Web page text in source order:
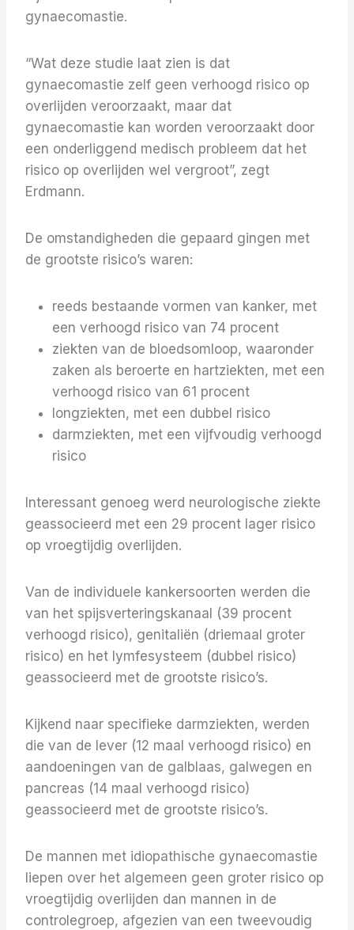
gynaecomastie.
“Wat deze studie laat zien is dat
gynaecomastie zelf geen verhoogd risico op
overlijden veroorzaakt, maar dat
gynaecomastie kan worden veroorzaakt door
een onderliggend medisch probleem dat het
risico op overlijden wel vergroot”, zegt
Erdmann.
De omstandigheden die gepaard gingen met
de grootste risico’s waren:
reeds bestaande vormen van kanker, met
een verhoogd risico van 74 procent
ziekten van de bloedsomloop, waaronder
zaken als beroerte en hartziekten, met een
verhoogd risico van 61 procent
longziekten, met een dubbel risico
darmziekten, met een vijfvoudig verhoogd
risico
Interessant genoeg werd neurologische ziekte
geassocieerd met een 29 procent lager risico
op vroegtijdig overlijden.
Van de individuele kankersoorten werden die
van het spijsverteringskanaal (39 procent
verhoogd risico), genitaliën (driemaal groter
risico) en het lymfesysteem (dubbel risico)
geassocieerd met de grootste risico’s.
Kijkend naar specifieke darmziekten, werden
die van de lever (12 maal verhoogd risico) en
aandoeningen van de galblaas, galwegen en
pancreas (14 maal verhoogd risico)
geassocieerd met de grootste risico’s.
De mannen met idiopathische gynaecomastie
liepen over het algemeen geen groter risico op
vroegtijdig overlijden dan mannen in de
controlegroep, afgezien van een tweevoudig